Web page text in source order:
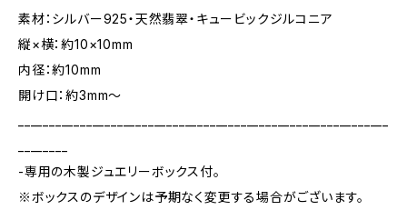
素材：シルバー925・天然翡翠・キュービックジルコニア
縦×横：約10×10mm
内径：約10mm
開け口：約3mm〜
-専用の木製ジュエリーボックス付。
※ボックスのデザインは予期なく変更する場合がございます。